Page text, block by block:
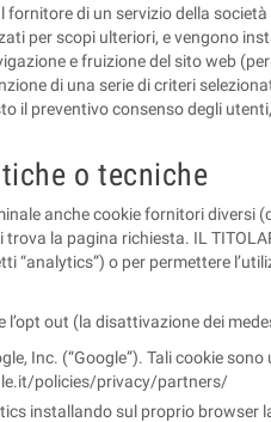
di un servizio della
per scopi ulteriori, e vengono
e fruizione del sito web
di una serie di criteri
il preventivo consenso degli
o tecniche
anche cookie fornitori
la pagina richiesta. IL
o per permettere
out (la disattivazione dei
Inc. (“Google”). Tali cookie
policies/privacy/partners/
installando sul proprio